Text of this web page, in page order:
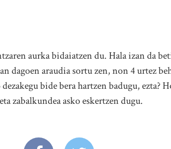
aurka bidaiatzen du. Hala izan da
dagoen araudia sortu zen, non 4 urtez
bide bera hartzen badugu, ezta?
zabalkundea asko eskertzen dugu.